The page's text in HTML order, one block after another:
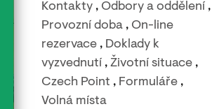
Kontakty, Odbory a oddělení ,
Provozní doba, On-line
rezervace, Doklady k
vyzvednutí , Životní situace,
Czech Point , Formuláře,
Volná místa